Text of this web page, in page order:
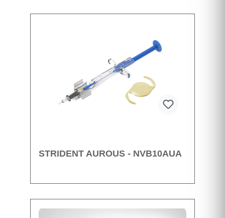
STRIDENT AUROUS - NVB10AUA